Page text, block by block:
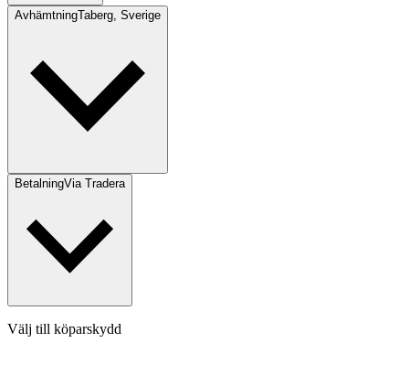
AvhämtningTaberg, Sverige
BetalningVia Tradera
Välj till köparskydd